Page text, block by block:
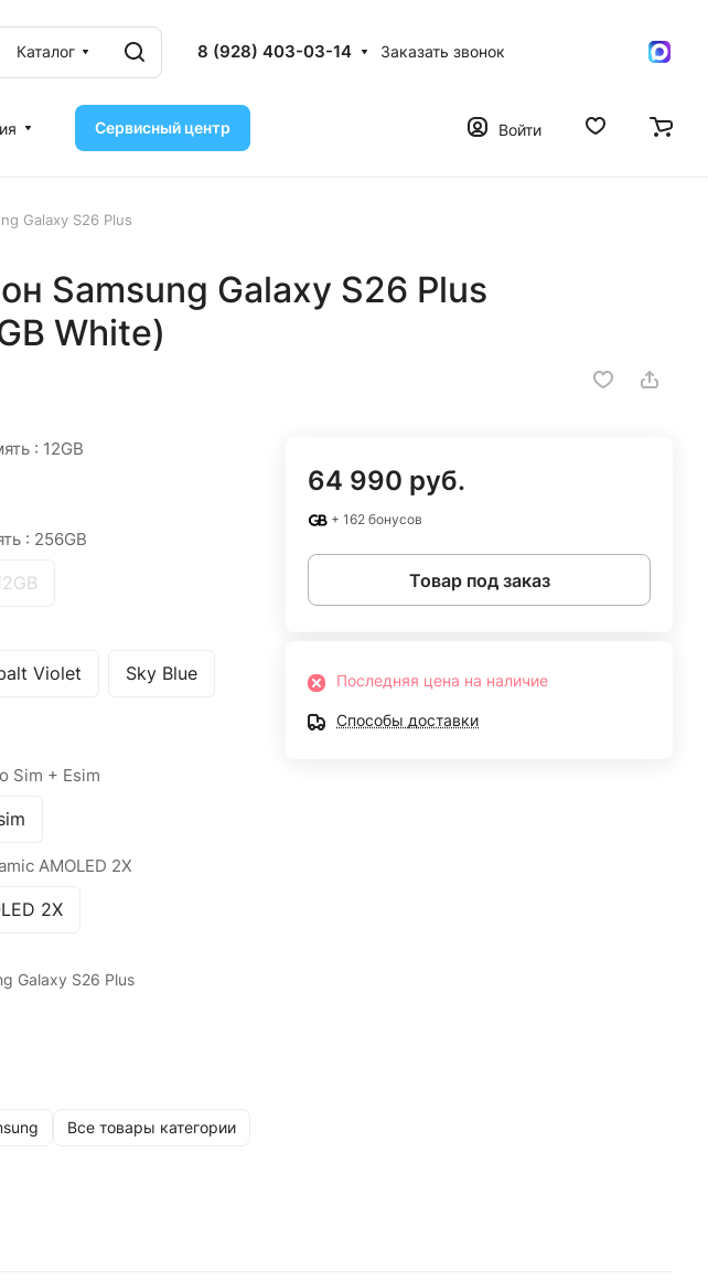
Каталог 8 (928) 403-03-14 Заказать звонок
Сервисный центр Войти
Galaxy S26 Plus
Samsung Galaxy S26 Plus
White)
: 12GB
: 256GB
Violet Sky Blue
Sim + Esim
AMOLED 2X
2X
Galaxy S26 Plus
Все товары категории
64 990 руб.
+ 162 бонусов
Товар под заказ
Последняя цена на наличие
Способы доставки